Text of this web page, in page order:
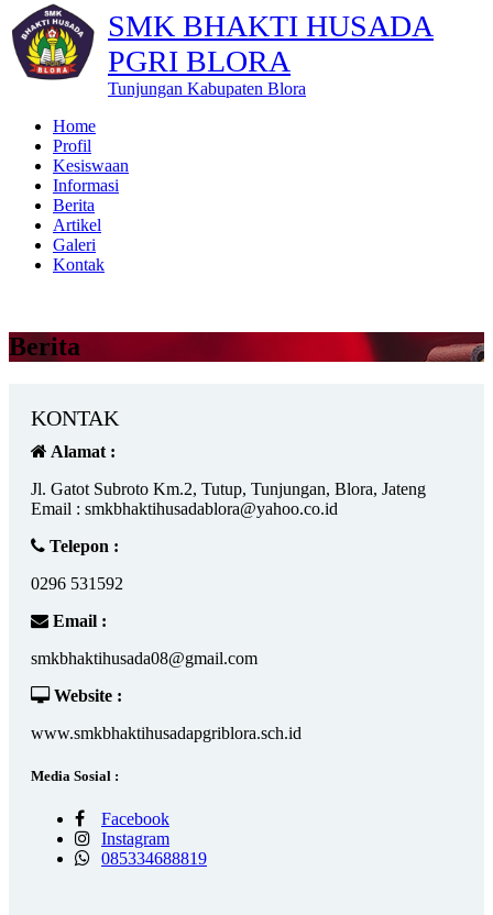
SMK BHAKTI HUSADA
PGRI BLORA
Tunjungan Kabupaten Blora
Home
Profil
Kesiswaan
Informasi
Berita
Artikel
Galeri
Kontak
Berita
KONTAK
Alamat :
Jl. Gatot Subroto Km.2, Tutup, Tunjungan, Blora, Jateng
Email : smkbhaktihusadablora@yahoo.co.id
Telepon :
0296 531592
Email :
smkbhaktihusada08@gmail.com
Website :
www.smkbhaktihusadapgriblora.sch.id
Media Sosial :
Facebook
Instagram
085334688819